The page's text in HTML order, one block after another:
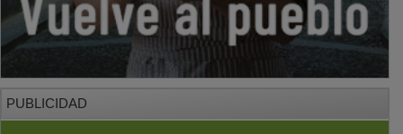
PUBLICIDAD